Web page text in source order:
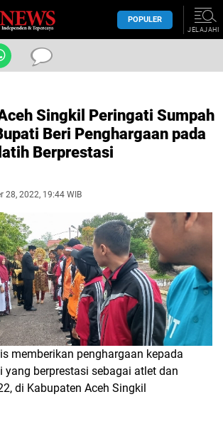
POPULER
JELAJAHI
Singkil Peringati Sumpah
Beri Penghargaan pada
Berprestasi
28, 2022, 19:44 WIB
memberikan penghargaan kepada
yang berprestasi sebagai atlet dan
di Kabupaten Aceh Singkil